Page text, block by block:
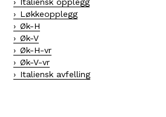
Italiensk opplegg
Løkkeopplegg
Øk-H
Øk-V
Øk-H-vr
Øk-V-vr
Italiensk avfelling